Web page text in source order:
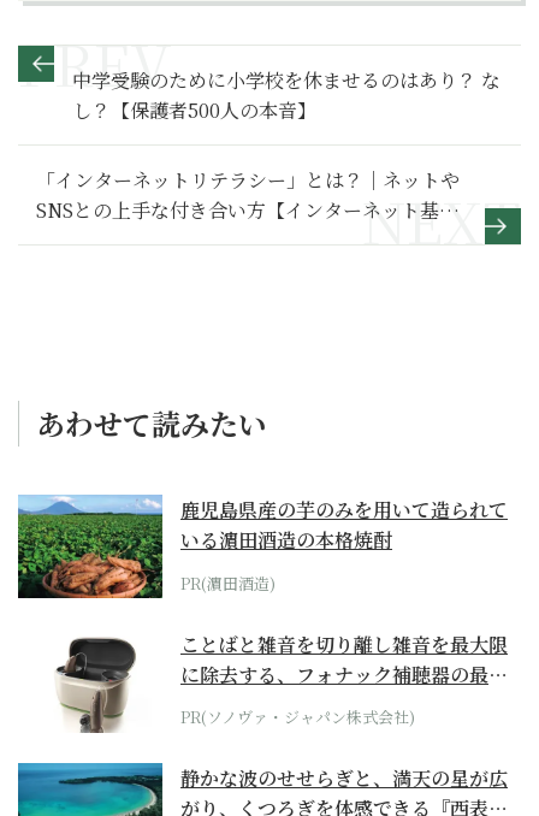
中学受験のために小学校を休ませるのはあり？ な
し？【保護者500人の本音】
「インターネットリテラシー」とは？｜ネットや
SNSとの上手な付き合い方【インターネット基本
のき】
あわせて読みたい
鹿児島県産の芋のみを用いて造られて
いる濵田酒造の本格焼酎
PR(濵田酒造)
ことばと雑音を切り離し雑音を最大限
に除去する、フォナック補聴器の最上
位モデル
PR(ソノヴァ・ジャパン株式会社)
静かな波のせせらぎと、満天の星が広
がり、くつろぎを体感できる『西表島